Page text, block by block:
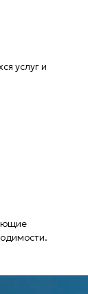
услуг и